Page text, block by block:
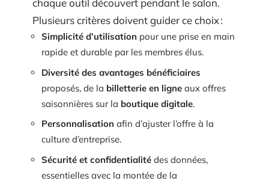
chaque outil découvert pendant le salon.
Plusieurs critères doivent guider ce choix :
Simplicité d’utilisation pour une prise en main
rapide et durable par les membres élus.
Diversité des avantages bénéficiaires
proposés, de la billetterie en ligne aux offres
saisonnières sur la boutique digitale.
Personnalisation afin d’ajuster l’offre à la
culture d’entreprise.
Sécurité et confidentialité des données,
essentielles avec la montée de la